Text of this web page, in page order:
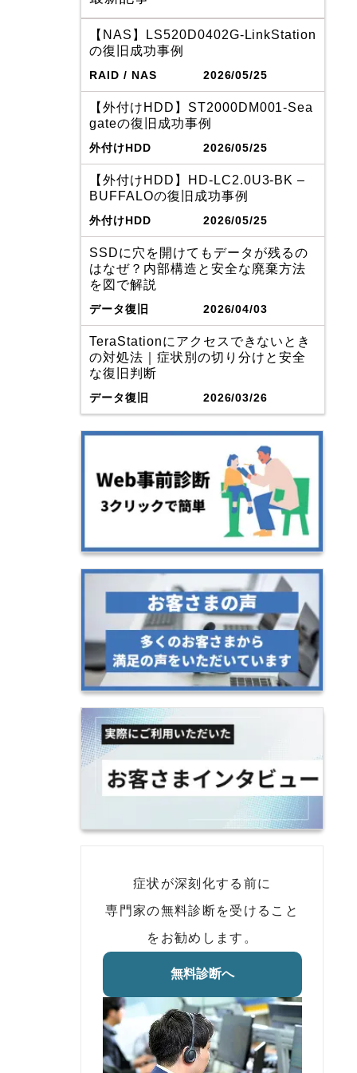
【NAS】LS520D0402G-LinkStation
の復旧成功事例
RAID / NAS 2026/05/25
【外付けHDD】ST2000DM001-Sea
gateの復旧成功事例
外付けHDD 2026/05/25
【外付けHDD】HD-LC2.0U3-BK –
BUFFALOの復旧成功事例
外付けHDD 2026/05/25
SSDに穴を開けてもデータが残るの
はなぜ？内部構造と安全な廃棄方法
を図で解説
データ復旧 2026/04/03
TeraStationにアクセスできないとき
の対処法｜症状別の切り分けと安全
な復旧判断
データ復旧 2026/03/26
症状が深刻化する前に
専門家の無料診断を受けること
をお勧めします。
無料診断へ